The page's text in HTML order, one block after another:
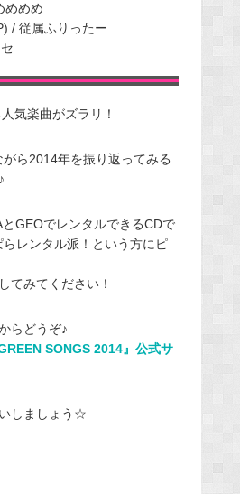
めめめ
/ 従属ふりったー
気楽曲がズラリ！
ら2014年を振り返ってみる
とGEOでレンタルできるCDで
レンタル派！という方にピ
てみてください！
らどうぞ♪
SONGS 2014』公式サ
しましょう☆